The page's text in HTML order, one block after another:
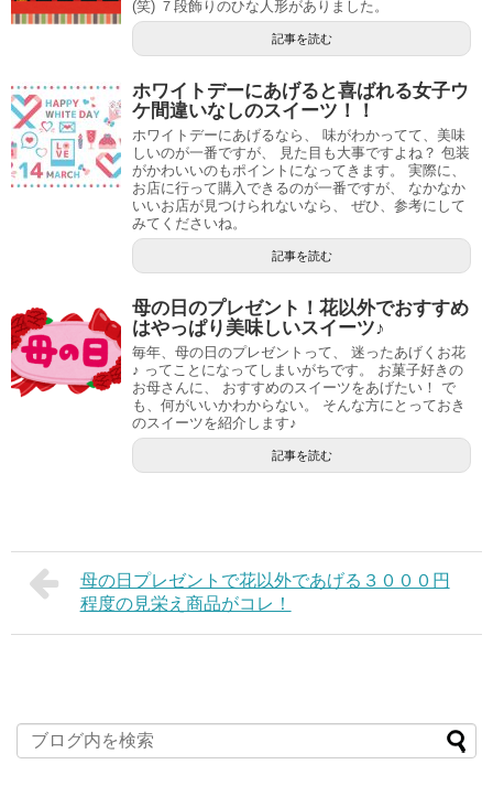
(笑) ７段飾りのひな人形がありました。
記事を読む
ホワイトデーにあげると喜ばれる女子ウ
ケ間違いなしのスイーツ！！
ホワイトデーにあげるなら、 味がわかってて、美味
しいのが一番ですが、 見た目も大事ですよね？ 包装
がかわいいのもポイントになってきます。 実際に、
お店に行って購入できるのが一番ですが、 なかなか
いいお店が見つけられないなら、 ぜひ、参考にして
みてくださいね。
記事を読む
母の日のプレゼント！花以外でおすすめ
はやっぱり美味しいスイーツ♪
毎年、母の日のプレゼントって、 迷ったあげくお花
♪ ってことになってしまいがちです。 お菓子好きの
お母さんに、 おすすめのスイーツをあげたい！ で
も、何がいいかわからない。 そんな方にとっておき
のスイーツを紹介します♪
記事を読む
母の日プレゼントで花以外であげる３０００円
程度の見栄え商品がコレ！